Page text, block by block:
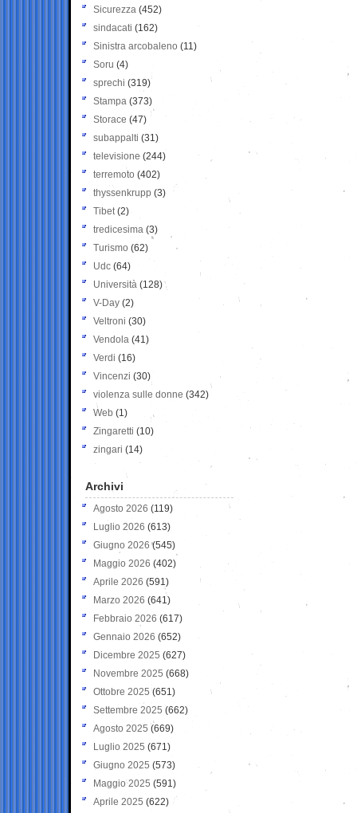
Sicurezza (452)
sindacati (162)
Sinistra arcobaleno (11)
Soru (4)
sprechi (319)
Stampa (373)
Storace (47)
subappalti (31)
televisione(244)
terremoto (402)
thyssenkrupp (3)
Tibet(2)
tredicesima (3)
Turismo (62)
Udc (64)
Università (128)
V-Day (2)
Veltroni (30)
Vendola (41)
Verdi (16)
Vincenzi (30)
violenza sulle donne (342)
Web (1)
Zingaretti (10)
zingari (14)
Archivi
Agosto 2026 (119)
Luglio 2026 (613)
Giugno 2026 (545)
Maggio 2026 (402)
Aprile 2026 (591)
Marzo 2026 (641)
Febbraio 2026 (617)
Gennaio 2026 (652)
Dicembre 2025 (627)
Novembre 2025 (668)
Ottobre 2025 (651)
Settembre 2025 (662)
Agosto 2025 (669)
Luglio 2025 (671)
Giugno 2025 (573)
Maggio 2025 (591)
Aprile 2025 (622)